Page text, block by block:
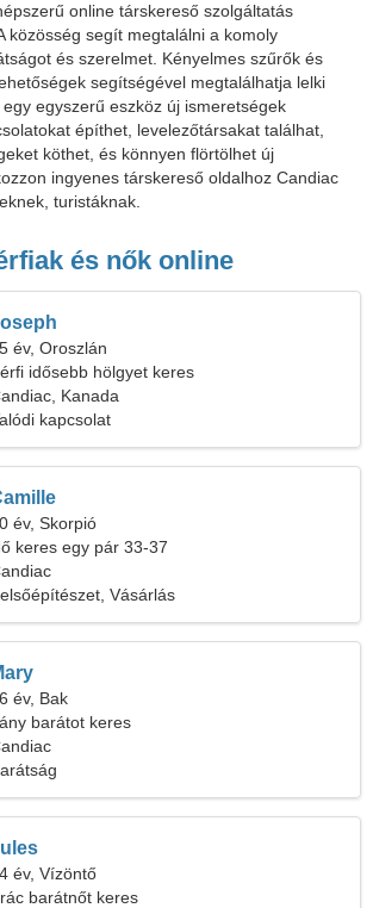
online társkereső szolgáltatás
közösség segít megtalálni a komoly
és szerelmet. Kényelmes szűrők és
segítségével megtalálhatja lelki
egyszerű eszköz új ismeretségek
építhet, levelezőtársakat találhat,
köthet, és könnyen flörtölhet új
ingyenes társkereső oldalhoz Candiac
turistáknak.
és nők online
év, Oroszlán
idősebb hölgyet keres
Kanada
kapcsolat
év, Skorpió
keres egy pár 33-37
Vásárlás
év, Bak
barátot keres
év, Vízöntő
barátnőt keres